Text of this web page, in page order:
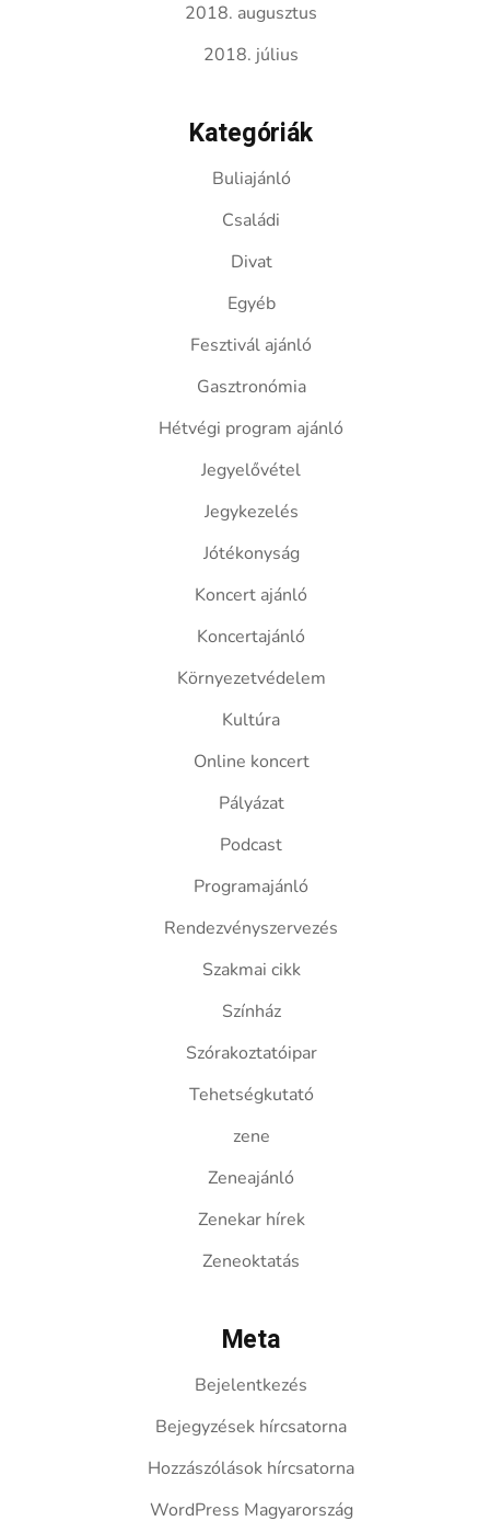
2018. augusztus
2018. július
Kategóriák
Buliajánló
Családi
Divat
Egyéb
Fesztivál ajánló
Gasztronómia
Hétvégi program ajánló
Jegyelővétel
Jegykezelés
Jótékonyság
Koncert ajánló
Koncertajánló
Környezetvédelem
Kultúra
Online koncert
Pályázat
Podcast
Programajánló
Rendezvényszervezés
Szakmai cikk
Színház
Szórakoztatóipar
Tehetségkutató
zene
Zeneajánló
Zenekar hírek
Zeneoktatás
Meta
Bejelentkezés
Bejegyzések hírcsatorna
Hozzászólások hírcsatorna
WordPress Magyarország